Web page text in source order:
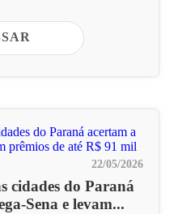
22/05/2026
cidades do Paraná
Sena e levam...